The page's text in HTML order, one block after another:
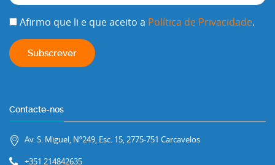
Afirmo que li e que aceito a Política de Privacidade.
Contacte-nos
Av. S. Miguel, Nº249, Esc. 15, 2775-751 Carcavelos
+351 214842635